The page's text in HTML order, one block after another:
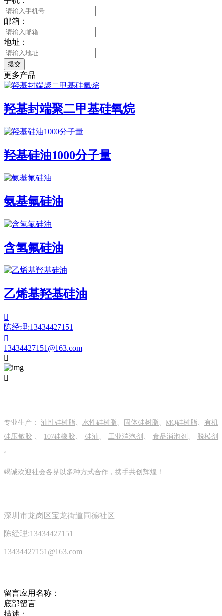
邮箱：
地址：
提交
更多产品
羟基封端聚二甲基硅氧烷
羟基硅油1000分子量
氨基氟硅油
含氢氟硅油
乙烯基羟基硅油

陈经理:13434427151

13434427151@163.com


专业生产： 油性硅树脂 、 水性硅树脂 、 固体硅树脂 、 MQ硅树脂 、 有机
硅压敏胶 、 107硅橡胶、 硅油 、 工业消泡剂 、 食品消泡剂 、 脱模剂
。
竭诚欢迎社会各界以多种方式合作，携手共创辉煌！
深圳市龙岗区宝龙街道同德社区
陈经理:13434427151
13434427151@163.com
留言应用名称：
底部留言
描述：